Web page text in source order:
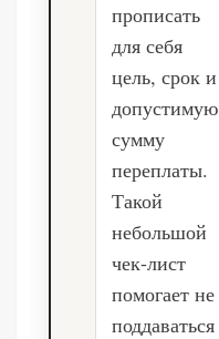
прописать
для себя
цель, срок и
допустимую
сумму
переплаты.
Такой
небольшой
чек-лист
помогает не
поддаваться